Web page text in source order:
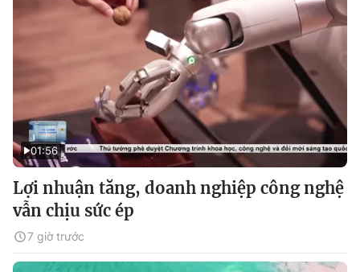
01:56
Lợi nhuận tăng, doanh nghiệp công nghệ
vẫn chịu sức ép
7 giờ trước